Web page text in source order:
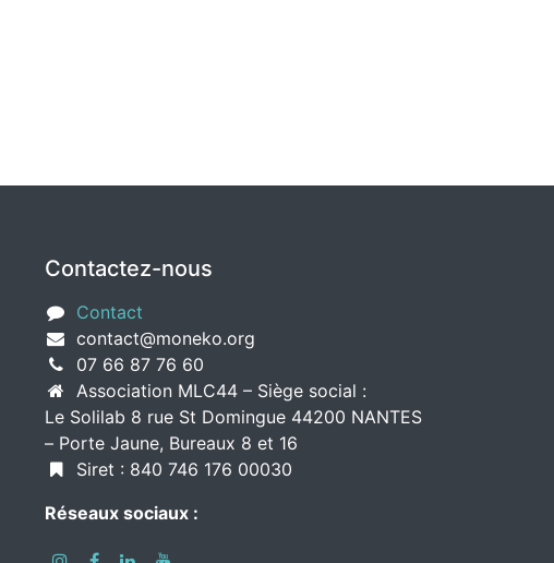
Contactez-nous
Contact
contact@moneko.org
07 66 87 76 60
Association MLC44 – Siège social :
Le Solilab 8 rue St Domingue 44200 NANTES
– Porte Jaune, Bureaux 8 et 16
Siret : 840 746 176 00030
Réseaux sociaux :